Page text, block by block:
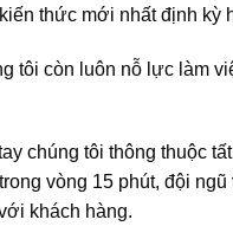
thức mới nhất định kỳ
còn luôn nỗ lực làm
chúng tôi thông thuộc
vòng 15 phút, đội ngũ
khách hàng.